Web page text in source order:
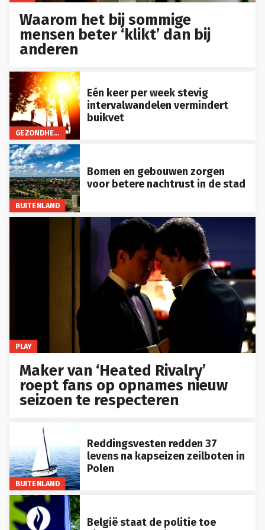
Waarom het bij sommige
mensen beter ‘klikt’ dan bij
anderen
GEZONDHEID
Eén keer per week stevig
intervalwandelen vermindert
buikvet
BUITENLAND
Bomen en gebouwen zorgen
voor betere nachtrust in de stad
PLAY
Maker van ‘Heated Rivalry’
roept fans op opnames nieuw
seizoen te respecteren
BUITENLAND
Reddingsvesten redden 37
levens na kapseizen zeilboten in
Polen
België staat de politie toe